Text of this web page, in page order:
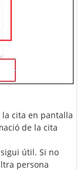
cita en pantalla
de la cita
útil. Si no
persona